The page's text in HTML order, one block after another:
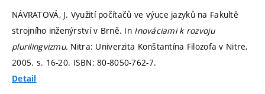
NÁVRATOVÁ, J. Využití počítačů ve výuce jazyků na Fakultě
strojního inženýrství v Brně. In Inováciami k rozvoju
plurilingvizmu. Nitra: Univerzita Konštantína Filozofa v Nitre,
2005. s. 16-20. ISBN: 80-8050-762-7.
Detail